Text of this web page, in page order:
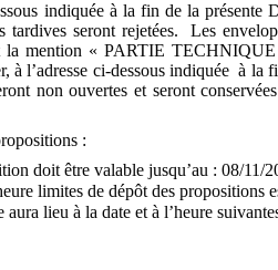
indiquée à la fin de la présente
tardives seront rejetées.
Les
mention « PARTIE TECHNIQUE
à l’adresse ci-dessous indiquée à la
non ouvertes et seront
:
doit être valable jusqu’au : 08/11/
limites de dépôt des propositions
lieu à la date et à l’heure